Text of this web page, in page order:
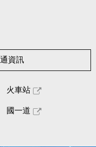
資訊
火車站
國一道